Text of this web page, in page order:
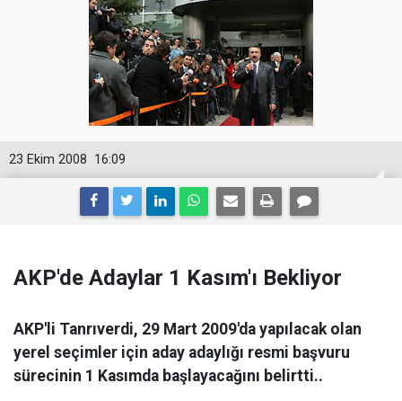
16:09
23 Ekim 2008
AKP'de Adaylar 1 Kasım'ı Bekliyor
AKP'li Tanrıverdi, 29 Mart 2009'da yapılacak olan
yerel seçimler için aday adaylığı resmi başvuru
sürecinin 1 Kasımda başlayacağını belirtti..